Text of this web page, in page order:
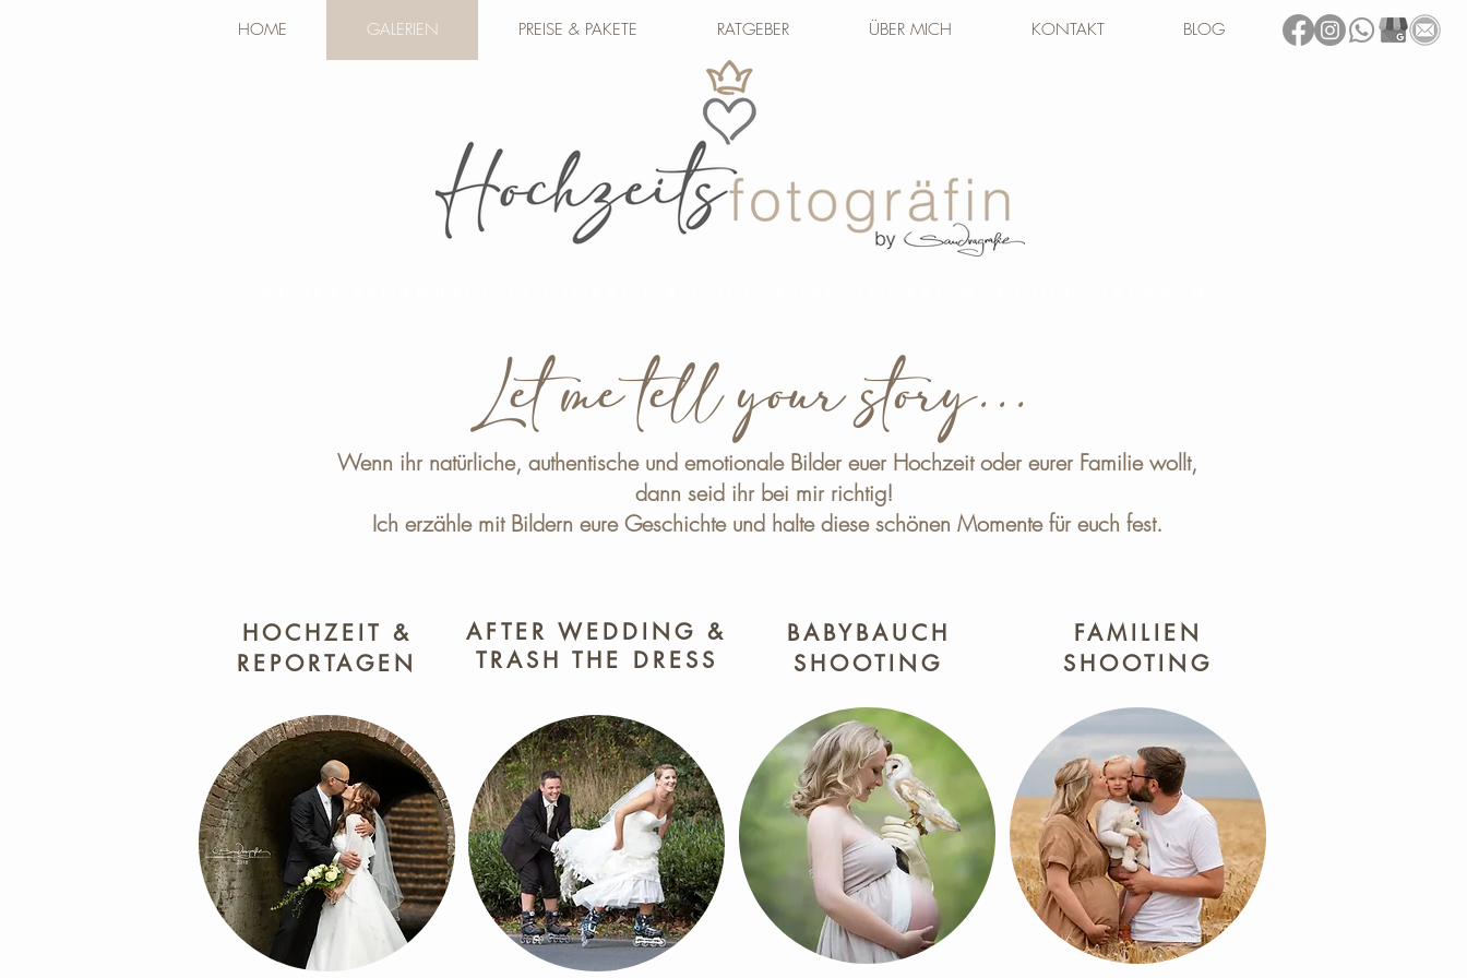
HOME GALERIEN PREISE & PAKETE RATGEBER ÜBER MICH KONTAKT BLOG
Let me tell your story...
Wenn ihr natürliche, authentische und emotionale Bilder euer Hochzeit oder eurer Familie wollt,
dann seid ihr bei mir richtig!
Ich erzähle mit Bildern eure Geschichte und halte diese schönen Momente für euch fest.
HOCHZEIT &
REPORTAGEN
AFTER WEDDING &
TRASH THE DRESS
BABYBAUCH
SHOOTING
FAMILIEN
SHOOTING